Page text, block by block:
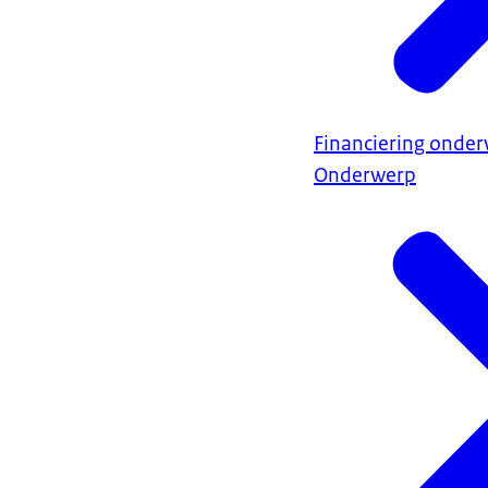
Financiering
Onderwerp